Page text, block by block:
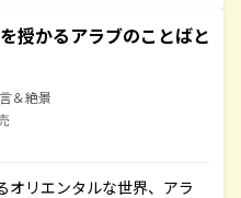
授かるアラブのことばと
＆絶景
オリエンタルな世界、アラ